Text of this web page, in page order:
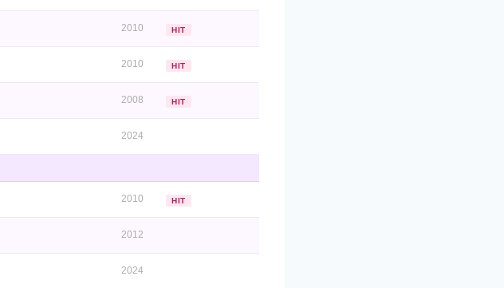
2010 HIT
2010 HIT
2008 HIT
2024
2010 HIT
2012
2024